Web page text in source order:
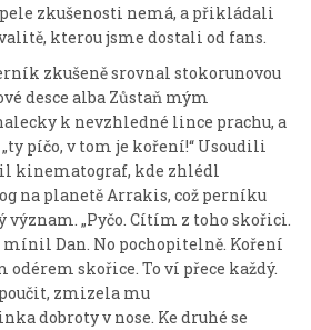
zkušenosti nemá, a přikládali
kterou jsme dostali od fans.
zkušeně srovnal stokorunovou
desce alba Zůstaň mým
k nevzhledné lince prachu, a
píčo, v tom je koření!“ Usoudili
kinematograf, kde zhlédl
na planetě Arrakis, což perníku
význam. „Pyčo. Cítím z toho skořici.
mínil Dan. No pochopitelně. Koření
skořice. To ví přece každý.
zmizela mu
dobroty v nose. Ke druhé se